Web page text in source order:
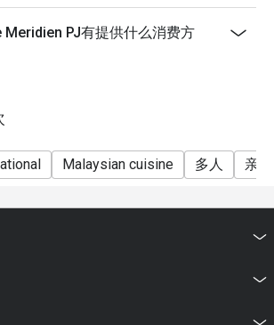
applicable to children and senior
is required for any booking of 10
are inclusive of prevailing government
festive season without prior notice.
Meridien PJ有提供什么消费方
Malaysian cuisine 多人 亲